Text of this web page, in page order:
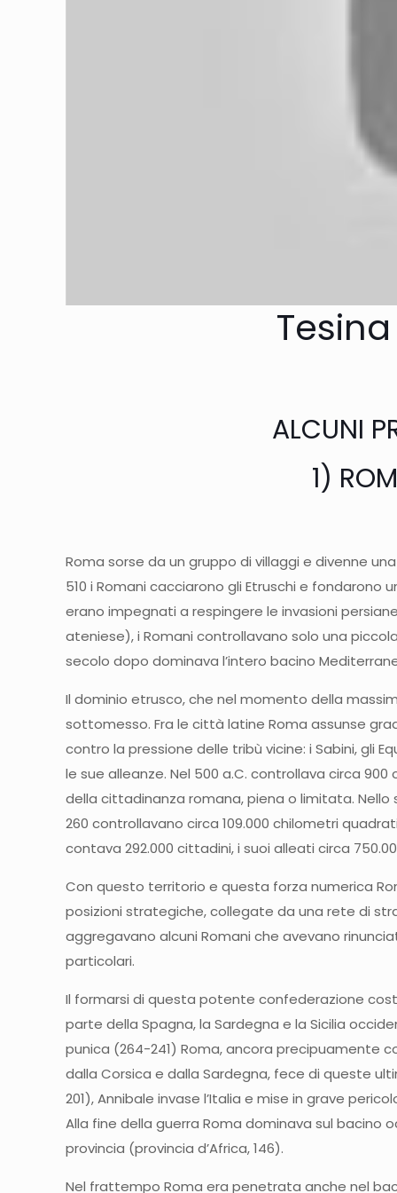
ALCUNI
1)
Roma sorse da un gruppo di villaggi e divenne
510 i Romani cacciarono gli Etruschi e
erano impegnati a respingere le invasioni
ateniese), i Romani controllavano solo una
secolo dopo dominava l’intero bacino
Il dominio etrusco, che nel momento della
sottomesso. Fra le città latine Roma assunse
contro la pressione delle tribù vicine: i Sabini, gli
le sue alleanze. Nel 500 a.C. controllava circa
della cittadinanza romana, piena o limitata. Nello
260 controllavano circa 109.000 chilometri
contava 292.000 cittadini, i suoi alleati circa
Con questo territorio e questa forza numerica
posizioni strategiche, collegate da una rete di
aggregavano alcuni Romani che avevano
particolari.
Il formarsi di questa potente confederazione
parte della Spagna, la Sardegna e la Sicilia
punica (264-241) Roma, ancora precipuamente
dalla Corsica e dalla Sardegna, fece di queste
201), Annibale invase l’Italia e mise in grave
Alla fine della guerra Roma dominava sul bacino
provincia (provincia d’Africa, 146).
Nel frattempo Roma era penetrata anche nel